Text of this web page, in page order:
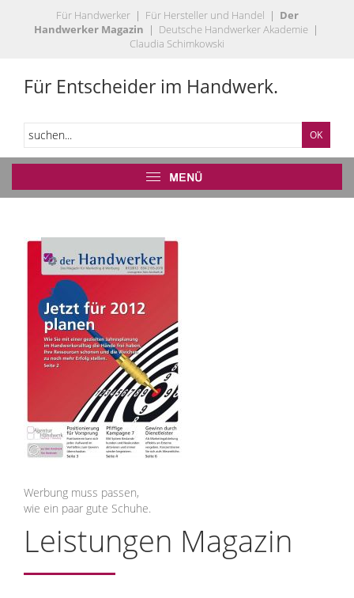
Für Handwerker| Für Hersteller und Handel | Der
Handwerker Magazin | Deutsche Handwerker Akademie|
Claudia Schimkowski
Für Entscheider im Handwerk.
Werbung muss passen,
wie ein paar gute Schuhe.
Leistungen Magazin